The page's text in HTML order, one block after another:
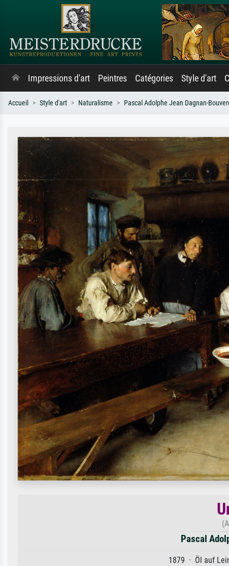
Impressions d'art Peintres Catégories Style d'art
Accueil Style d'art Naturalisme Pascal Adolphe Jean Dagnan-
Pascal
1879 · Öl auf